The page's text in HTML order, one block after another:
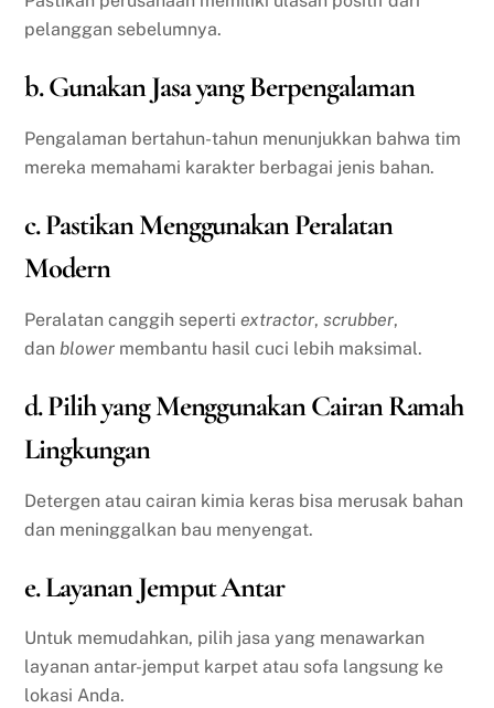
pelanggan sebelumnya.
b. Gunakan Jasa yang Berpengalaman
Pengalaman bertahun-tahun menunjukkan bahwa tim
mereka memahami karakter berbagai jenis bahan.
c. Pastikan Menggunakan Peralatan
Modern
Peralatan canggih sepertiextractor,scrubber,
dan blower membantu hasil cuci lebih maksimal.
d. Pilih yang Menggunakan Cairan Ramah
Lingkungan
Detergen atau cairan kimia keras bisa merusak bahan
dan meninggalkan bau menyengat.
e. Layanan Jemput Antar
Untuk memudahkan, pilih jasa yang menawarkan
layanan antar-jemput karpet atau sofa langsung ke
lokasi Anda.